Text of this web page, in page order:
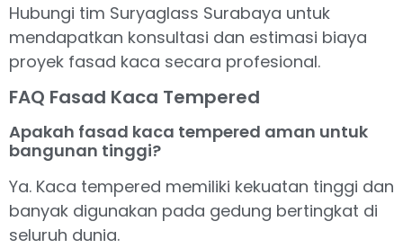
Hubungi tim Suryaglass Surabaya untuk
mendapatkan konsultasi dan estimasi biaya
proyek fasad kaca secara profesional.
FAQ Fasad Kaca Tempered
Apakah fasad kaca tempered aman untuk
bangunan tinggi?
Ya. Kaca tempered memiliki kekuatan tinggi dan
banyak digunakan pada gedung bertingkat di
seluruh dunia.